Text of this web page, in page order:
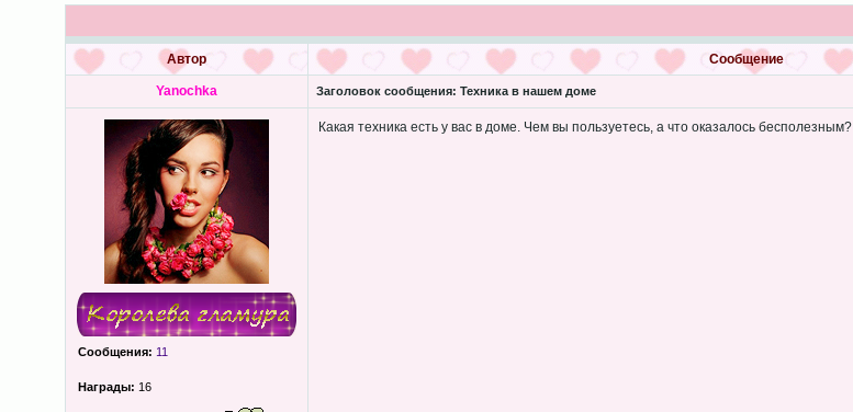
Автор Сообщение
Yanochka Заголовок сообщения: Техника в нашем доме
Сообщения: 11
Награды: 16
Какая техника есть у вас в доме. Чем вы пользуетесь, а что оказалось бесполезным?